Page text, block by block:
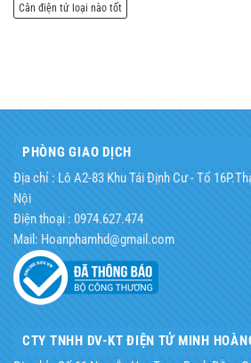
Cân điện tử loại nào tốt
PHÒNG GIAO DỊCH
Địa chỉ : Lô A2-83 Khu Tái Định Cư - Tổ
Nội
Điện thoại : 0974.627.474
Mail: Hoanphamhd@gmail.com
CTY TNHH DV-KT ĐIỆN TỬ MINH